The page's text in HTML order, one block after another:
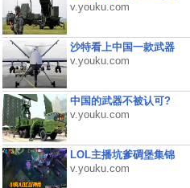
v.youku.com
沙特看上中国一款武器
v.youku.com
中国的武器不被认可?
v.youku.com
LOL主播坑爹碉堡集锦
v.youku.com